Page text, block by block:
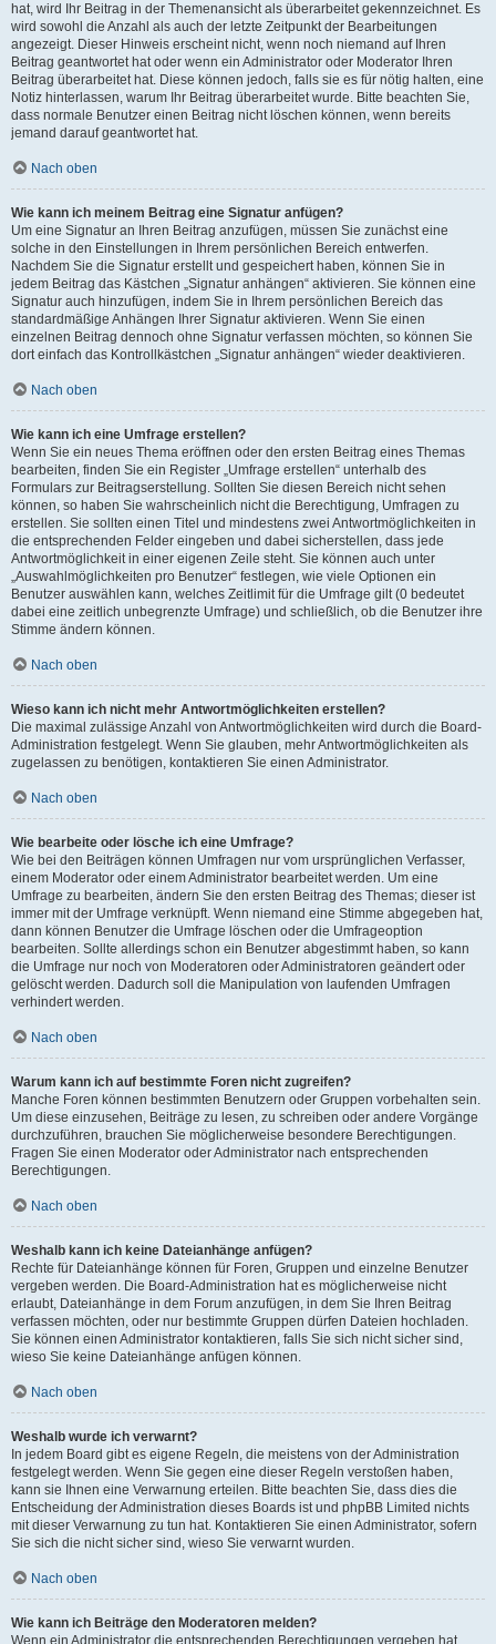
hat, wird Ihr Beitrag in der Themenansicht als überarbeitet gekennzeichnet. Es
wird sowohl die Anzahl als auch der letzte Zeitpunkt der Bearbeitungen
angezeigt. Dieser Hinweis erscheint nicht, wenn noch niemand auf Ihren
Beitrag geantwortet hat oder wenn ein Administrator oder Moderator Ihren
Beitrag überarbeitet hat. Diese können jedoch, falls sie es für nötig halten, eine
Notiz hinterlassen, warum Ihr Beitrag überarbeitet wurde. Bitte beachten Sie,
dass normale Benutzer einen Beitrag nicht löschen können, wenn bereits
jemand darauf geantwortet hat.
Nach oben
Wie kann ich meinem Beitrag eine Signatur anfügen?
Um eine Signatur an Ihren Beitrag anzufügen, müssen Sie zunächst eine
solche in den Einstellungen in Ihrem persönlichen Bereich entwerfen.
Nachdem Sie die Signatur erstellt und gespeichert haben, können Sie in
jedem Beitrag das Kästchen „Signatur anhängen“ aktivieren. Sie können eine
Signatur auch hinzufügen, indem Sie in Ihrem persönlichen Bereich das
standardmäßige Anhängen Ihrer Signatur aktivieren. Wenn Sie einen
einzelnen Beitrag dennoch ohne Signatur verfassen möchten, so können Sie
dort einfach das Kontrollkästchen „Signatur anhängen“ wieder deaktivieren.
Nach oben
Wie kann ich eine Umfrage erstellen?
Wenn Sie ein neues Thema eröffnen oder den ersten Beitrag eines Themas
bearbeiten, finden Sie ein Register „Umfrage erstellen“ unterhalb des
Formulars zur Beitragserstellung. Sollten Sie diesen Bereich nicht sehen
können, so haben Sie wahrscheinlich nicht die Berechtigung, Umfragen zu
erstellen. Sie sollten einen Titel und mindestens zwei Antwortmöglichkeiten in
die entsprechenden Felder eingeben und dabei sicherstellen, dass jede
Antwortmöglichkeit in einer eigenen Zeile steht. Sie können auch unter
„Auswahlmöglichkeiten pro Benutzer“ festlegen, wie viele Optionen ein
Benutzer auswählen kann, welches Zeitlimit für die Umfrage gilt (0 bedeutet
dabei eine zeitlich unbegrenzte Umfrage) und schließlich, ob die Benutzer ihre
Stimme ändern können.
Nach oben
Wieso kann ich nicht mehr Antwortmöglichkeiten erstellen?
Die maximal zulässige Anzahl von Antwortmöglichkeiten wird durch die Board-
Administration festgelegt. Wenn Sie glauben, mehr Antwortmöglichkeiten als
zugelassen zu benötigen, kontaktieren Sie einen Administrator.
Nach oben
Wie bearbeite oder lösche ich eine Umfrage?
Wie bei den Beiträgen können Umfragen nur vom ursprünglichen Verfasser,
einem Moderator oder einem Administrator bearbeitet werden. Um eine
Umfrage zu bearbeiten, ändern Sie den ersten Beitrag des Themas; dieser ist
immer mit der Umfrage verknüpft. Wenn niemand eine Stimme abgegeben hat,
dann können Benutzer die Umfrage löschen oder die Umfrageoption
bearbeiten. Sollte allerdings schon ein Benutzer abgestimmt haben, so kann
die Umfrage nur noch von Moderatoren oder Administratoren geändert oder
gelöscht werden. Dadurch soll die Manipulation von laufenden Umfragen
verhindert werden.
Nach oben
Warum kann ich auf bestimmte Foren nicht zugreifen?
Manche Foren können bestimmten Benutzern oder Gruppen vorbehalten sein.
Um diese einzusehen, Beiträge zu lesen, zu schreiben oder andere Vorgänge
durchzuführen, brauchen Sie möglicherweise besondere Berechtigungen.
Fragen Sie einen Moderator oder Administrator nach entsprechenden
Berechtigungen.
Nach oben
Weshalb kann ich keine Dateianhänge anfügen?
Rechte für Dateianhänge können für Foren, Gruppen und einzelne Benutzer
vergeben werden. Die Board-Administration hat es möglicherweise nicht
erlaubt, Dateianhänge in dem Forum anzufügen, in dem Sie Ihren Beitrag
verfassen möchten, oder nur bestimmte Gruppen dürfen Dateien hochladen.
Sie können einen Administrator kontaktieren, falls Sie sich nicht sicher sind,
wieso Sie keine Dateianhänge anfügen können.
Nach oben
Weshalb wurde ich verwarnt?
In jedem Board gibt es eigene Regeln, die meistens von der Administration
festgelegt werden. Wenn Sie gegen eine dieser Regeln verstoßen haben,
kann sie Ihnen eine Verwarnung erteilen. Bitte beachten Sie, dass dies die
Entscheidung der Administration dieses Boards ist und phpBB Limited nichts
mit dieser Verwarnung zu tun hat. Kontaktieren Sie einen Administrator, sofern
Sie sich die nicht sicher sind, wieso Sie verwarnt wurden.
Nach oben
Wie kann ich Beiträge den Moderatoren melden?
Wenn ein Administrator die entsprechenden Berechtigungen vergeben hat,